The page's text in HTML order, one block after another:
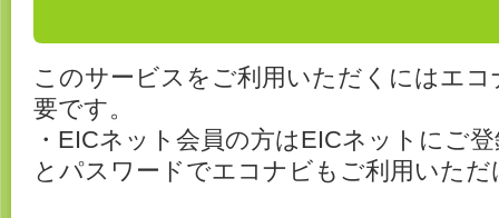
このサービスをご利用いただくにはエ
要です。
・EICネット会員の方はEICネットにご
とパスワードでエコナビもご利用いただ